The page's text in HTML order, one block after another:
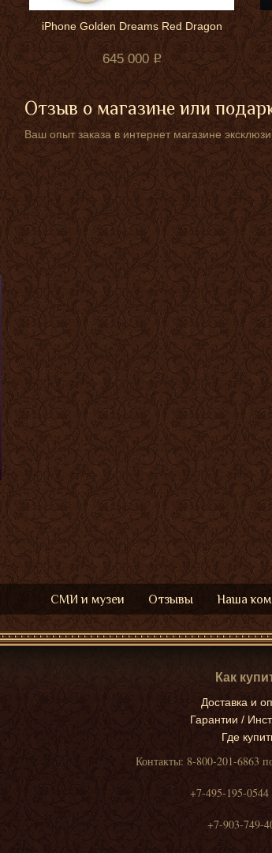
iPhone Goldеn Drеams Rеd Drаgоn
645 000
Отзыв о магазине или
Ваш опыт заказа в интернет магазине
СМИ и музеи Отзывы Наша
Как
Доставка и
Гарантии /
Где
Контакты: 8-800-201-6863
+7-495-195-
+7-903-749-